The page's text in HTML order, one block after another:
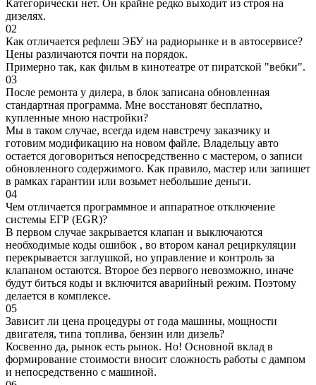
Категорически нет. Он крайне редко выходит из строя на
дизелях.
02
Как отличается рефлеш ЭБУ на радиорынке и в автосервисе?
Цены различаются почти на порядок.
Примерно так, как фильм в кинотеатре от пиратской "вебки".
03
После ремонта у дилера, в блок записана обновленная
стандартная программа. Мне восстановят бесплатно,
купленные мною настройки?
Мы в таком случае, всегда идем навстречу заказчику и
готовим модификацию на новом файле. Владельцу авто
остается договориться непосредственно с мастером, о записи
обновленного содержимого. Как правило, мастер или запишет
в рамках гарантии или возьмет небольшие деньги.
04
Чем отличается программное и аппаратное отключение
системы ЕГР (EGR)?
В первом случае закрывается клапан и выключаются
необходимые коды ошибок , во втором канал рециркуляции
перекрывается заглушкой, но управление и контроль за
клапаном остаются. Второе без первого невозможно, иначе
будут биться коды и включится аварийный режим. Поэтому
делается в комплексе.
05
Зависит ли цена процедуры от года машины, мощности
двигателя, типа топлива, бензин или дизель?
Косвенно да, рынок есть рынок. Но! Основной вклад в
формирование стоимости вносит сложность работы с дампом
и непосредственно с машиной.